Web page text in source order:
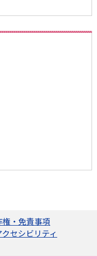
権・免責事項
セシビリティ